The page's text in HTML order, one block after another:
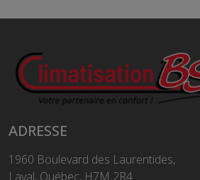
ADRESSE
1960 Boulevard des Laurentides,
Laval, Québec, H7M 2R4